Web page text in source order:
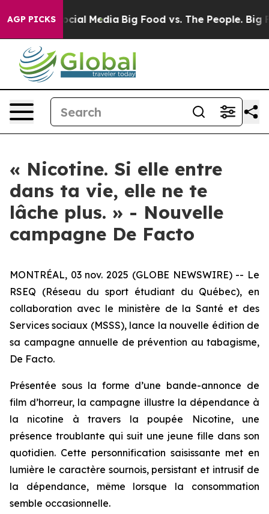
AGP PICKS
on Social Media Big Food vs. The People. Big
« Nicotine. Si elle entre
dans ta vie, elle ne te
lâche plus. » - Nouvelle
campagne De Facto
MONTRÉAL, 03 nov. 2025 (GLOBE NEWSWIRE) -- Le
RSEQ (Réseau du sport étudiant du Québec), en
collaboration avec le ministère de la Santé et des
Services sociaux (MSSS), lance la nouvelle édition de
sa campagne annuelle de prévention au tabagisme,
De Facto.
Présentée sous la forme d’une bande-annonce de
film d’horreur, la campagne illustre la dépendance à
la nicotine à travers la poupée Nicotine, une
présence troublante qui suit une jeune fille dans son
quotidien. Cette personnification saisissante met en
lumière le caractère sournois, persistant et intrusif de
la dépendance, même lorsque la consommation
semble occasionnelle.